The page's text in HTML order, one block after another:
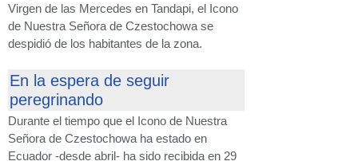
Virgen de las Mercedes en Tandapi, el Icono
de Nuestra Señora de Czestochowa se
despidió de los habitantes de la zona.
En la espera de seguir
peregrinando
Durante el tiempo que el Icono de Nuestra
Señora de Czestochowa ha estado en
Ecuador -desde abril- ha sido recibida en 29